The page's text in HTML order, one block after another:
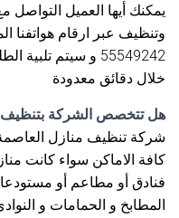
يمكنك أيها العميل
وتنظيف عبر ارقام هواتفنا
55549242 و سيتم
خلال دقائق معدودة
هل تتخصص الشركة بتنظيف
شركة تنظيف منازل العاصمة
كافة الاماكن سواء كانت
فنادق أو مطاعم أو
المطابخ و الحمامات و